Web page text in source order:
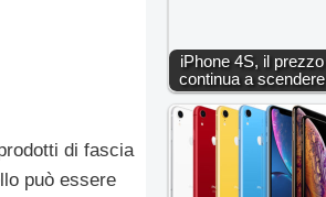
di fascia
può essere
iPhone 4S, il prezzo
continua a scendere